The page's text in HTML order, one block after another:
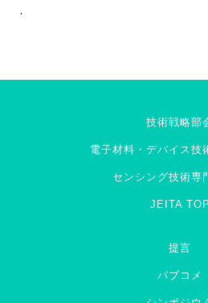
.
技術戦略部
電子材料・デバイス技
センシング技術専
JEITA TOP
提言
パブコメ